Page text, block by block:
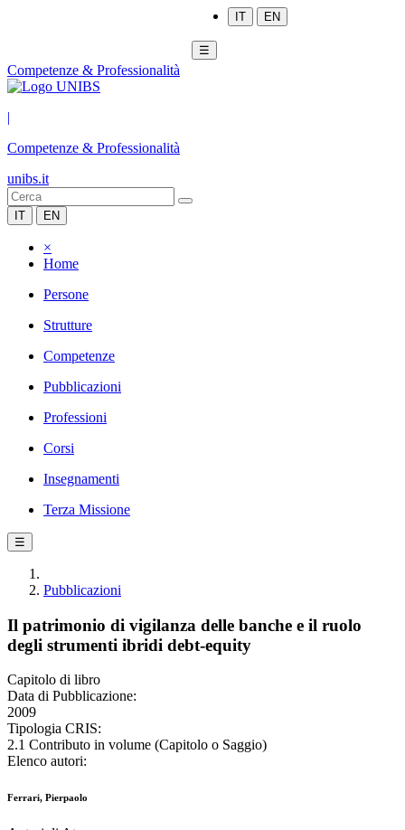
IT EN
☰
Competenze & Professionalità
|
Competenze & Professionalità
unibs.it
IT EN
×
Home
Persone
Strutture
Competenze
Pubblicazioni
Professioni
Corsi
Insegnamenti
Terza Missione
☰
Pubblicazioni
Il patrimonio di vigilanza delle banche e il ruolo
degli strumenti ibridi debt-equity
Capitolo di libro
Data di Pubblicazione:
2009
Tipologia CRIS:
2.1 Contributo in volume (Capitolo o Saggio)
Elenco autori:
Ferrari, Pierpaolo